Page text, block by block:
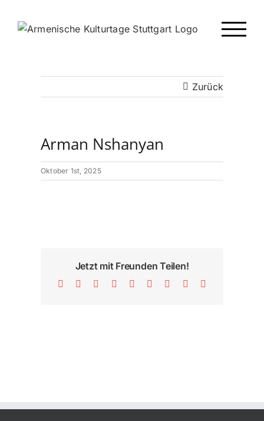
Inhalt
Zurück
Arman Nshanyan
Oktober 1st, 2025
Jetzt mit Freunden Teilen!
Facebook Reddit LinkedInWhatsApp
TumblrPinterest